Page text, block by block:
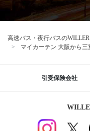
高速バス・夜行バスの
マイカーテン 大阪から
引受保険会社